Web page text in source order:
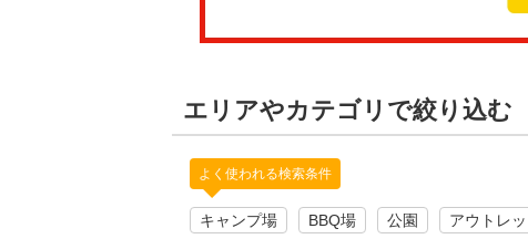
エリアやカテゴリで絞り込む
よく使われる検索条件
キャンプ場 BBQ場 公園 アウトレ